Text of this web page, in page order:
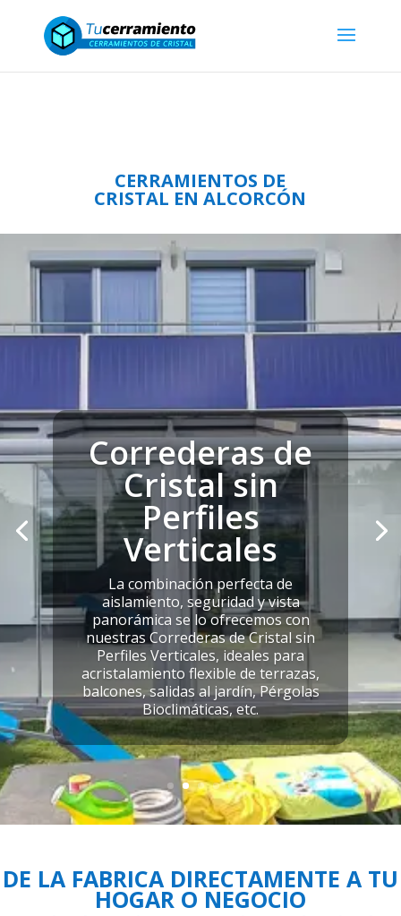
Distribución de productos terminados
ALBERT GENAU para Profesionales
CERRAMIENTOS DE
CRISTAL EN ALCORCÓN
Correderas de
Cristal sin
Perfiles
Verticales
La combinación perfecta de
aislamiento, seguridad y vista
panorámica se lo ofrecemos con
nuestras Correderas de Cristal sin
Perfiles Verticales, ideales para
acristalamiento flexible de terrazas,
balcones, salidas al jardín, Pérgolas
Bioclimáticas, etc.
DE LA FABRICA DIRECTAMENTE A TU
HOGAR O NEGOCIO